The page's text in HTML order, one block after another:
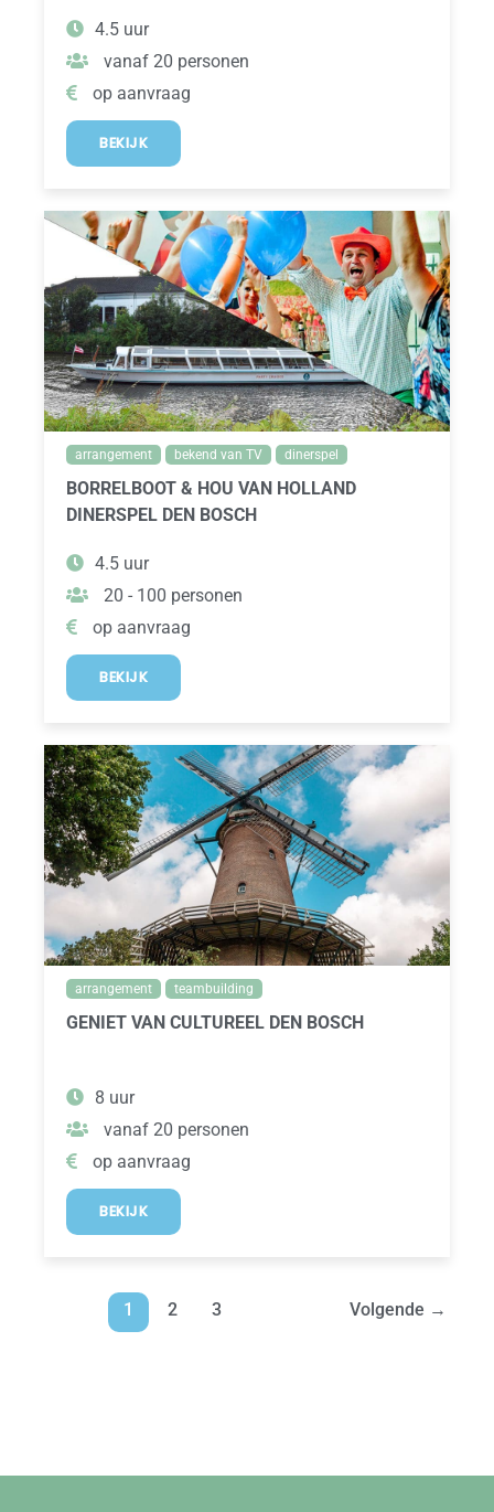
4.5 uur
vanaf 20 personen
op aanvraag
BEKIJK
arrangement bekend van TV dinerspel
BORRELBOOT & HOU VAN HOLLAND
DINERSPEL DEN BOSCH
4.5 uur
20 - 100 personen
op aanvraag
BEKIJK
arrangement teambuilding
GENIET VAN CULTUREEL DEN BOSCH
8 uur
vanaf 20 personen
op aanvraag
BEKIJK
1 2 3 Volgende →